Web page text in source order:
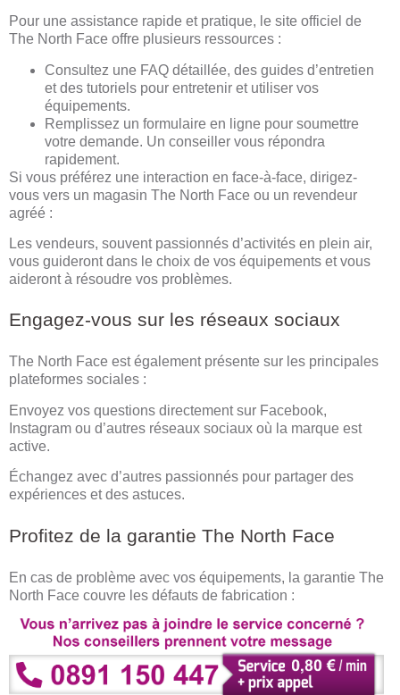
Pour une assistance rapide et pratique, le site officiel de
The North Face offre plusieurs ressources :
Consultez une FAQ détaillée, des guides d’entretien
et des tutoriels pour entretenir et utiliser vos
équipements.
Remplissez un formulaire en ligne pour soumettre
votre demande. Un conseiller vous répondra
rapidement.
Si vous préférez une interaction en face-à-face, dirigez-
vous vers un magasin The North Face ou un revendeur
agréé :
Les vendeurs, souvent passionnés d’activités en plein air,
vous guideront dans le choix de vos équipements et vous
aideront à résoudre vos problèmes.
Engagez-vous sur les réseaux sociaux
The North Face est également présente sur les principales
plateformes sociales :
Envoyez vos questions directement sur Facebook,
Instagram ou d’autres réseaux sociaux où la marque est
active.
Échangez avec d’autres passionnés pour partager des
expériences et des astuces.
Profitez de la garantie The North Face
En cas de problème avec vos équipements, la garantie The
North Face couvre les défauts de fabrication :